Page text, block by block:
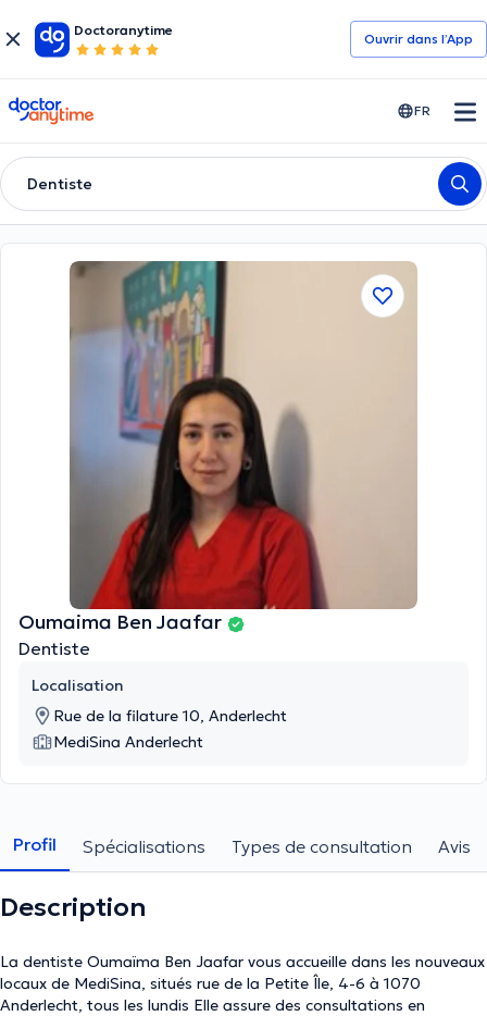
Doctoranytime
Ouvrir dans l’App
doctoranytime FR
Dentiste
Oumaima Ben Jaafar
Dentiste
Localisation
Rue de la filature 10, Anderlecht
MediSina Anderlecht
Profil Spécialisations Types de consultation Avis
Description
La dentiste Oumaïma Ben Jaafar vous accueille dans les nouveaux
locaux de MediSina, situés rue de la Petite Île, 4-6 à 1070
Anderlecht, tous les lundis Elle assure des consultations en